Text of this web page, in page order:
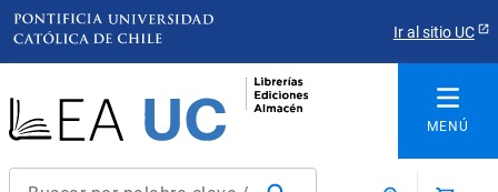
Ir al sitio UC
Buscar por palabra clave / título / autor / producto / ISBN